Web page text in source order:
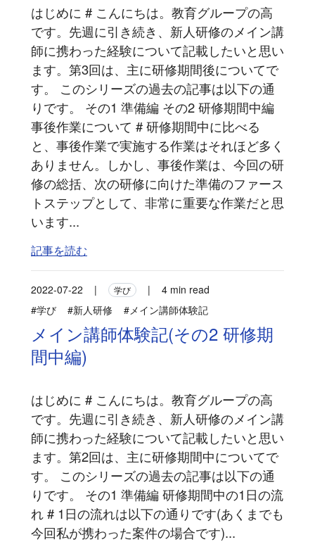
はじめに # こんにちは。教育グループの高
です。先週に引き続き、新人研修のメイン講
師に携わった経験について記載したいと思い
ます。第3回は、主に研修期間後についてで
す。 このシリーズの過去の記事は以下の通
りです。 その1 準備編 その2 研修期間中編
事後作業について # 研修期間中に比べる
と、事後作業で実施する作業はそれほど多く
ありません。しかし、事後作業は、今回の研
修の総括、次の研修に向けた準備のファース
トステップとして、非常に重要な作業だと思
います...
記事を読む
2022-07-22 | 学び |
4 min read
#学び
#新人研修 #メイン講師体験記
メイン講師体験記(その2 研修期
間中編)
はじめに # こんにちは。教育グループの高
です。先週に引き続き、新人研修のメイン講
師に携わった経験について記載したいと思い
ます。第2回は、主に研修期間中についてで
す。 このシリーズの過去の記事は以下の通
りです。 その1 準備編 研修期間中の1日の流
れ # 1日の流れは以下の通りです(あくまでも
今回私が携わった案件の場合です)...